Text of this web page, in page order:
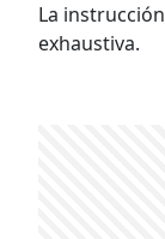
La
exhaustiva.